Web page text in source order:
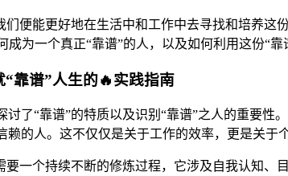
们便能更好地在生活中和工作中去寻找和培养
为一个真正“靠谱”的人，以及如何利用这份“靠
“靠谱”人生的🔥实践指南
了“靠谱”的特质以及识别“靠谱”之人的重要性
赖的人。这不仅仅是关于工作的效率，更是关
要一个持续不断的修炼过程，它涉及自我认知